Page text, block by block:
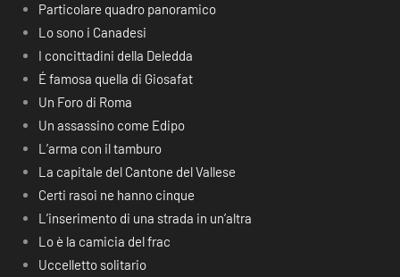
Particolare quadro panoramico
Lo sono i Canadesi
I concittadini della Deledda
É famosa quella di Giosafat
Un Foro di Roma
Un assassino come Edipo
L’arma con il tamburo
La capitale del Cantone del Vallese
Certi rasoi ne hanno cinque
L’inserimento di una strada in un’altra
Lo è la camicia del frac
Uccelletto solitario